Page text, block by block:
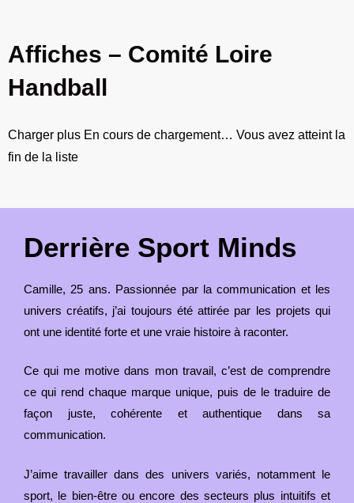
Affiches – Comité Loire
Handball
Charger plus En cours de chargement… Vous avez atteint la
fin de la liste
Derrière Sport Minds
Camille, 25 ans. Passionnée par la communication et les
univers créatifs, j’ai toujours été attirée par les projets qui
ont une identité forte et une vraie histoire à raconter.
Ce qui me motive dans mon travail, c’est de comprendre
ce qui rend chaque marque unique, puis de le traduire de
façon juste, cohérente et authentique dans sa
communication.
J’aime travailler dans des univers variés, notamment le
sport, le bien-être ou encore des secteurs plus intuitifs et